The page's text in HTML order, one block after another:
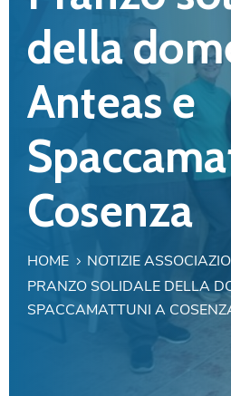
della
Anteas e
Cosenza
HOME
NOTIZIE
PRANZO SOLIDALE DELLA
SPACCAMATTUNI A